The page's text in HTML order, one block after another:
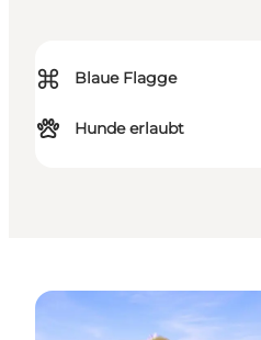
⌘ Blaue Flagge
Hunde erlaubt